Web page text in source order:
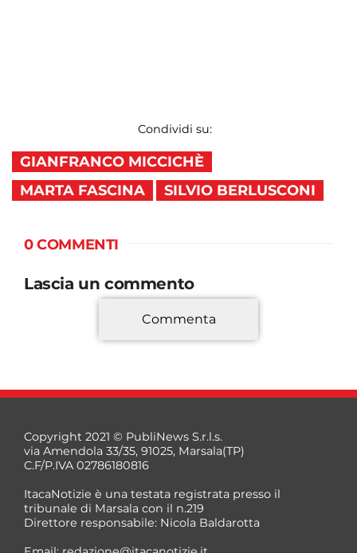
Condividi su:
GIANFRANCO MICCICHÈ
MARTA FASCINA
SILVIO BERLUSCONI
0 COMMENTI
Lascia un commento
*
Commenta
Copyright 2021 © PubliNews S.r.l.s.
via Amendola 33/35, 91025, Marsala(TP)
C.F/P.IVA 02786180816
ItacaNotizie è una testata registrata presso il
tribunale di Marsala con il n.219
Direttore responsabile: Nicola Baldarotta